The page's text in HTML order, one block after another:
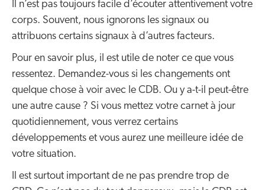
Il n’est pas toujours facile d’écouter attentivement votre
corps. Souvent, nous ignorons les signaux ou
attribuons certains signaux à d’autres facteurs.
Pour en savoir plus, il est utile de noter ce que vous
ressentez. Demandez-vous si les changements ont
quelque chose à voir avec le CDB. Ou y a-t-il peut-être
une autre cause ? Si vous mettez votre carnet à jour
quotidiennement, vous verrez certains
développements et vous aurez une meilleure idée de
votre situation.
Il est surtout important de ne pas prendre trop de